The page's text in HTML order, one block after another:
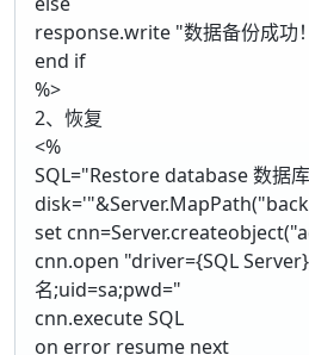
response.write "数据备份成功
end if
%>
2、恢复
<%
SQL="Restore database 数据
set
cnn.open "driver={SQL
名;uid=sa;pwd="
cnn.execute SQL
on error resume next